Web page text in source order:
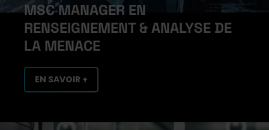
MSC MANAGER EN
RENSEIGNEMENT & ANALYSE DE
LA MENACE
EN SAVOIR +